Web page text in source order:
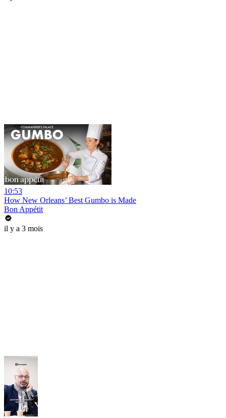
10:53
How New Orleans’ Best Gumbo is Made
Bon Appétit
il y a 3 mois